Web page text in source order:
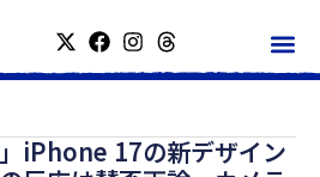
」iPhone 17の新デザイン